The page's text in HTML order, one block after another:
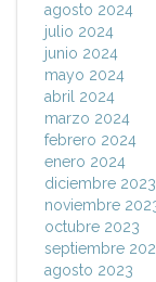
agosto 2024
julio 2024
junio 2024
mayo 2024
abril 2024
marzo 2024
febrero 2024
enero 2024
diciembre 2023
noviembre
octubre 2023
septiembre
agosto 2023